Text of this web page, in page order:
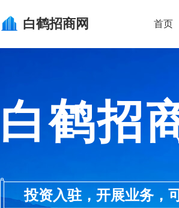
白鹤招商网 首页
白鹤招
投资入驻，开展业务，